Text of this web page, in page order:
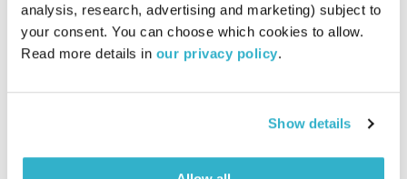
analysis, research, advertising and marketing) subject to
your consent. You can choose which cookies to allow.
Read more details in our privacy policy.
Show details
02.03.25
01:28:51
גליה גלעדי מזמינה אתכם להתעורר יחד עם מוזיקה מעולה